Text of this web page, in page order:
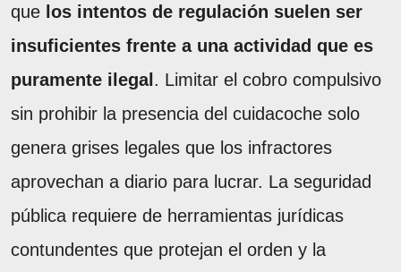
que los intentos de regulación suelen ser
insuficientes frente a una actividad que es
puramente ilegal . Limitar el cobro compulsivo
sin prohibir la presencia del cuidacoche solo
genera grises legales que los infractores
aprovechan a diario para lucrar. La seguridad
pública requiere de herramientas jurídicas
contundentes que protejan el orden y la